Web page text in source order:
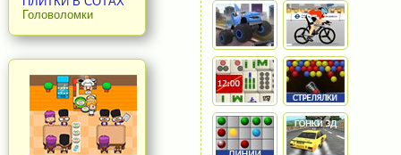
Головоломки